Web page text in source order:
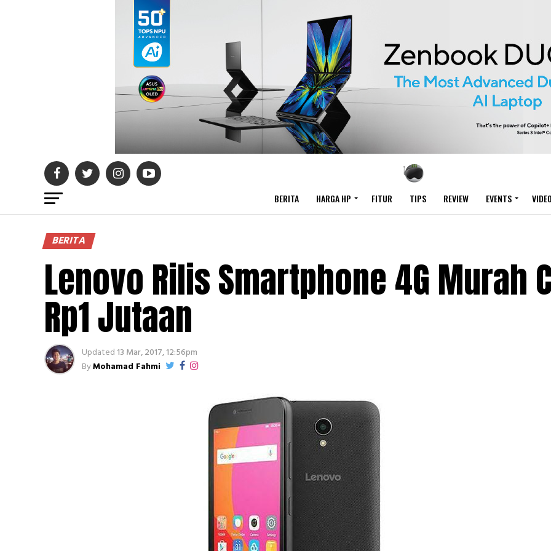
BERITA HARGA HP FITUR TIPS REVIEW EVENTS
BERITA
Lenovo Rilis Smartphone 4G Murah
Rp1 Jutaan
Updated 13 Mar, 2017, 12:56pm
ByMohamad Fahmi